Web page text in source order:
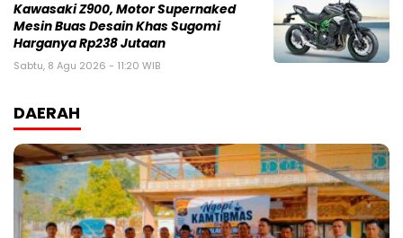
Kawasaki Z900, Motor Supernaked
Mesin Buas Desain Khas Sugomi
Harganya Rp238 Jutaan
Sabtu, 8 Agu 2026 - 11:20 WIB
DAERAH